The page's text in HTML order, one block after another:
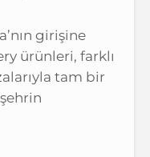
girişine
ürünleri, farklı
tam bir